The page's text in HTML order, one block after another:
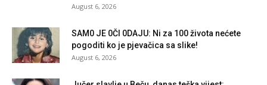
August 6, 2026
SAM0 JE 0Čl 0DAJU: Ni za 100 života nećete
pogoditi ko je pjevačica sa slike!
August 6, 2026